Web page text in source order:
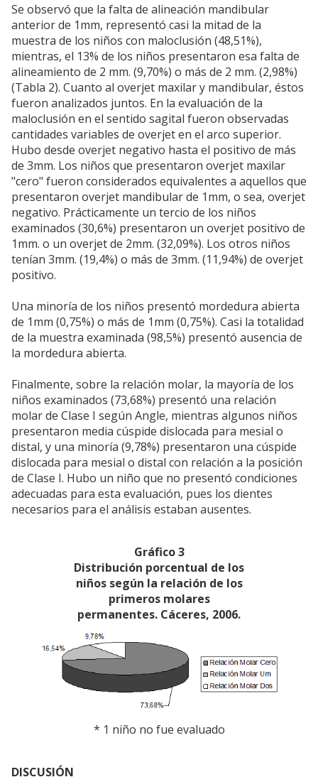
Se observó que la falta de alineación mandibular
anterior de 1mm, representó casi la mitad de la
muestra de los niños con maloclusión (48,51%),
mientras, el 13% de los niños presentaron esa falta de
alineamiento de 2 mm. (9,70%) o más de 2 mm. (2,98%)
(Tabla 2). Cuanto al overjet maxilar y mandibular, éstos
fueron analizados juntos. En la evaluación de la
maloclusión en el sentido sagital fueron observadas
cantidades variables de overjet en el arco superior.
Hubo desde overjet negativo hasta el positivo de más
de 3mm. Los niños que presentaron overjet maxilar
"cero" fueron considerados equivalentes a aquellos que
presentaron overjet mandibular de 1mm, o sea, overjet
negativo. Prácticamente un tercio de los niños
examinados (30,6%) presentaron un overjet positivo de
1mm. o un overjet de 2mm. (32,09%). Los otros niños
tenían 3mm. (19,4%) o más de 3mm. (11,94%) de overjet
positivo.
Una minoría de los niños presentó mordedura abierta
de 1mm (0,75%) o más de 1mm (0,75%). Casi la totalidad
de la muestra examinada (98,5%) presentó ausencia de
la mordedura abierta.
Finalmente, sobre la relación molar, la mayoría de los
niños examinados (73,68%) presentó una relación
molar de Clase I según Angle, mientras algunos niños
presentaron media cúspide dislocada para mesial o
distal, y una minoría (9,78%) presentaron una cúspide
dislocada para mesial o distal con relación a la posición
de Clase I. Hubo un niño que no presentó condiciones
adecuadas para esta evaluación, pues los dientes
necesarios para el análisis estaban ausentes.
Gráfico 3
Distribución porcentual de los
niños según la relación de los
primeros molares
permanentes. Cáceres, 2006.
* 1 niño no fue evaluado
DISCUSIÓN